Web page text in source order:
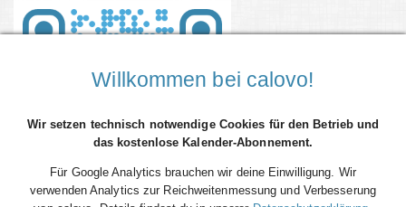
Willkommen bei calovo!
Wir setzen technisch notwendige Cookies für den Betrieb und
das kostenlose Kalender-Abonnement.
Für Google Analytics brauchen wir deine Einwilligung. Wir
verwenden Analytics zur Reichweitenmessung und Verbesserung